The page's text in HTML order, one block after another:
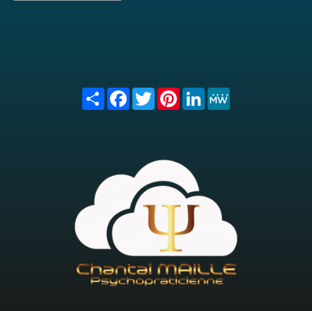
Share FacebookTwitterPinterest
LinkedIn